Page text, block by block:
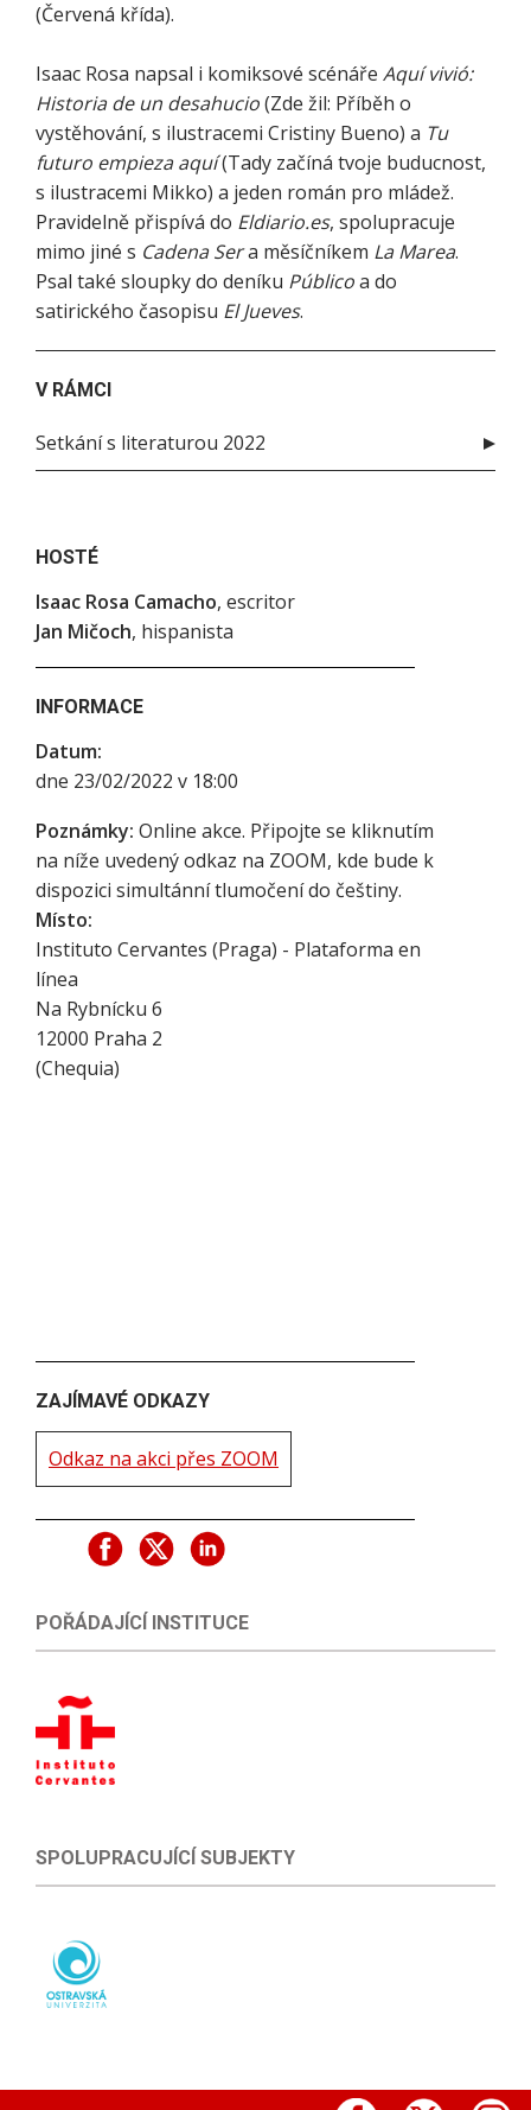
(Červená křída).
Isaac Rosa napsal i komiksové scénáře Aquí vivió:
Historia de un desahucio(Zde žil: Příběh o
vystěhování, s ilustracemi Cristiny Bueno) a Tu
futuro empieza aquí(Tady začíná tvoje buducnost,
s ilustracemi Mikko) a jeden román pro mládež.
Pravidelně přispívá do Eldiario.es, spolupracuje
mimo jiné s Cadena Sera měsíčníkem La Marea.
Psal také sloupky do deníku Públicoa do
satirického časopisu El Jueves.
V RÁMCI
Setkání s literaturou 2022
HOSTÉ
Isaac Rosa Camacho, escritor
Jan Mičoch, hispanista
INFORMACE
Datum:
dne 23/02/2022 v 18:00
Poznámky: Online akce. Připojte se kliknutím
na níže uvedený odkaz na ZOOM, kde bude k
dispozici simultánní tlumočení do češtiny.
Místo:
Instituto Cervantes (Praga) - Plataforma en
línea
Na Rybnícku 6
12000 Praha 2
(Chequia)
ZAJÍMAVÉ ODKAZY
Odkaz na akci přes ZOOM
POŘÁDAJÍCÍ INSTITUCE
SPOLUPRACUJÍCÍ SUBJEKTY